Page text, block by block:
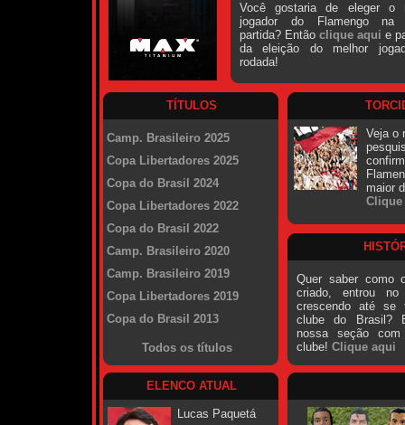
Você gostaria de eleger o
jogador do Flamengo na
partida? Então clique aqui e
da eleição do melhor
rodada!
TÍTULOS
Camp. Brasileiro 2025
Copa Libertadores 2025
Copa do Brasil 2024
Copa Libertadores 2022
Copa do Brasil 2022
Camp. Brasileiro 2020
Camp. Brasileiro 2019
Copa Libertadores 2019
Copa do Brasil 2013
Todos os títulos
Veja o
maior
Clique
Quer saber como
criado, entrou
crescendo até se
clube do Brasil?
nossa seção
clube! Clique aqui
ELENCO ATUAL
Lucas Paquetá